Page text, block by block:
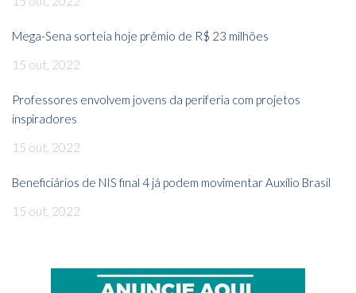
Mega-Sena sorteia hoje prêmio de R$ 23 milhões
15 out, 2022
Professores envolvem jovens da periferia com projetos
inspiradores
15 out, 2022
Beneficiários de NIS final 4 já podem movimentar Auxílio Brasil
15 out, 2022